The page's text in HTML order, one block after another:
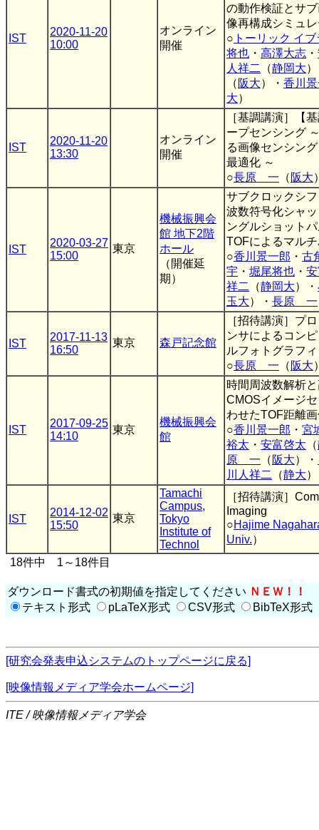
IST
2020-11-20
10:00
オンライン
開催
の動作検証とサ
像再構成シミュ
○ トーリック イ
将也 ・ 高澤大志 ・
人祥二
（静岡大
（ 阪大）・ 香川
大）
IST
2020-11-20
13:30
オンライン
開催
［基調講演］【
ープセンシング
る画像センシン
最適化 ～
○長原 一 （ 阪大
IST
2020-03-27
15:00
東京
機械振興会
館 地下2階
ホール
（開催延
期）
サブクロックシ
波数符号化シャ
ングルショット
TOFによるマル
○香川景一郎 ・ 古
宇 ・ 堀尾将也 ・
祥二
（静岡大）・
玉大）・ 長原 一
IST
2017-11-13
16:50
東京 森戸記念館
［招待講演］プ
ンサによるコン
ルフォトグラフィ
○長原 一 （ 阪大
IST
2017-09-25
14:10
東京
機械振興会
館
時間周波数解析
CMOSイメージ
わせたTOF距離
○香川景一郎 ・ 宮
裕太 ・ 安富啓太 （
原 一 （ 阪大）・
川人祥二
（静大）
IST
2014-12-02
15:50
東京
Tamachi
Campus,
Tokyo
Institute of
Technol
［招待講演］
Imaging
○Hajime
Univ.）
18件中 1～18件目
ダウンロード書式の初期値を指定してください ＮＥＷ！！
テキスト形式
pLaTeX形式 CSV形式 BibTeX形式
[研究会発表申込システムのトップページに戻る]
[映像情報メディア学会ホームページ]
ITE / 映像情報メディア学会